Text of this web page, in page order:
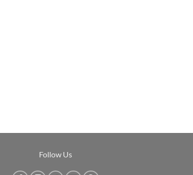
Follow Us